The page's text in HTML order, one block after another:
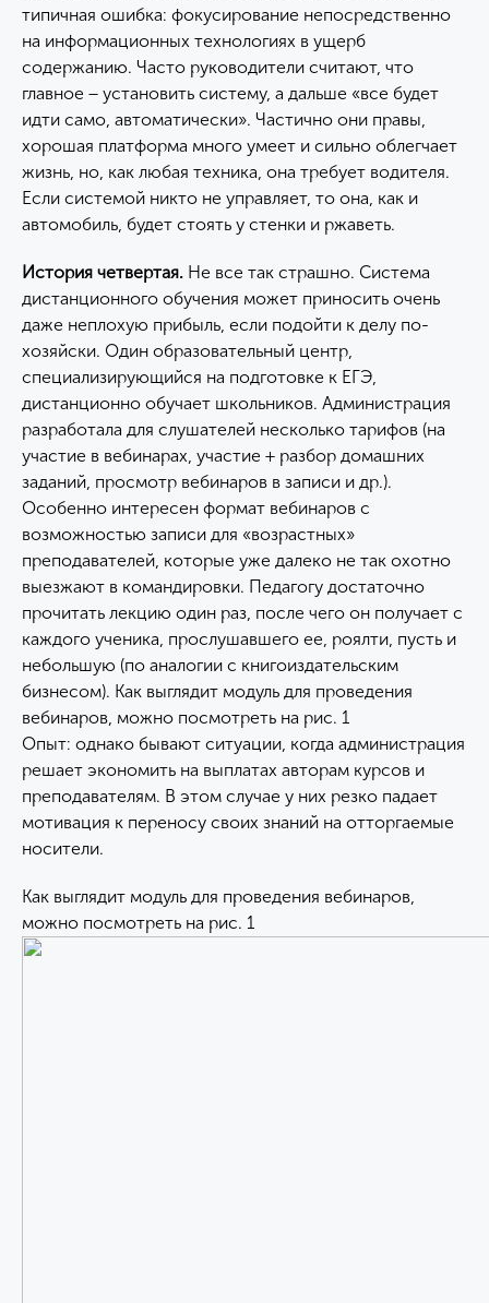
типичная ошибка: фокусирование непосредственно
на информационных технологиях в ущерб
содержанию. Часто руководители считают, что
главное − установить систему, а дальше «все будет
идти само, автоматически». Частично они правы,
хорошая платформа много умеет и сильно облегчает
жизнь, но, как любая техника, она требует водителя.
Если системой никто не управляет, то она, как и
автомобиль, будет стоять у стенки и ржаветь.
История четвертая. Не все так страшно. Система
дистанционного обучения может приносить очень
даже неплохую прибыль, если подойти к делу по-
хозяйски. Один образовательный центр,
специализирующийся на подготовке к ЕГЭ,
дистанционно обучает школьников. Администрация
разработала для слушателей несколько тарифов (на
участие в вебинарах, участие + разбор домашних
заданий, просмотр вебинаров в записи и др.).
Особенно интересен формат вебинаров с
возможностью записи для «возрастных»
преподавателей, которые уже далеко не так охотно
выезжают в командировки. Педагогу достаточно
прочитать лекцию один раз, после чего он получает с
каждого ученика, прослушавшего ее, роялти, пусть и
небольшую (по аналогии с книгоиздательским
бизнесом). Как выглядит модуль для проведения
вебинаров, можно посмотреть на рис. 1
Опыт: однако бывают ситуации, когда администрация
решает экономить на выплатах авторам курсов и
преподавателям. В этом случае у них резко падает
мотивация к переносу своих знаний на отторгаемые
носители.
Как выглядит модуль для проведения вебинаров,
можно посмотреть на рис. 1